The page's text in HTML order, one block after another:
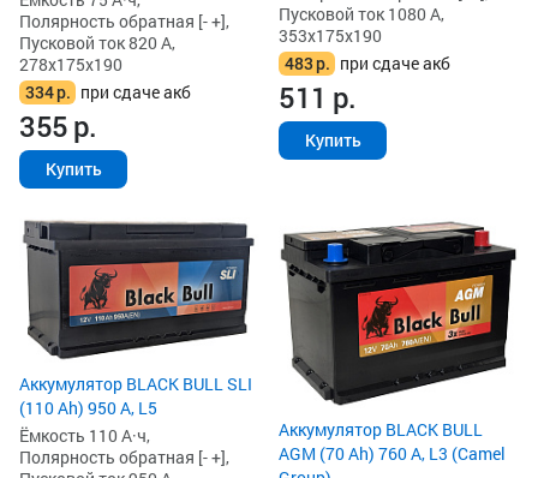
Полярность обратная [- +],
Пусковой ток 820 А,
278x175x190
334р. при сдаче акб
355р.
Купить
Пусковой ток 1080 А,
353x175x190
483р. при сдаче акб
511 р.
Купить
Аккумулятор BLACK BULL SLI
(110 Ah) 950 А, L5
Ёмкость 110 А·ч,
Полярность обратная [- +],
Аккумулятор BLACK BULL
AGM (70 Ah) 760 А, L3 (Camel